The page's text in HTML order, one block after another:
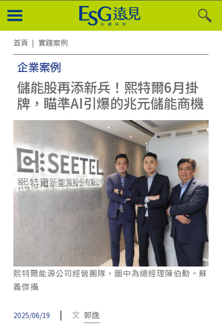
首頁 實踐案例
企業案例
儲能股再添新兵！熙特爾6月掛
牌，瞄準AI引爆的兆元儲能商機
熙特爾能源公司經營團隊，圖中為總經理陳伯勳。蘇
義傑攝
2025/06/19 | 文 郭逸